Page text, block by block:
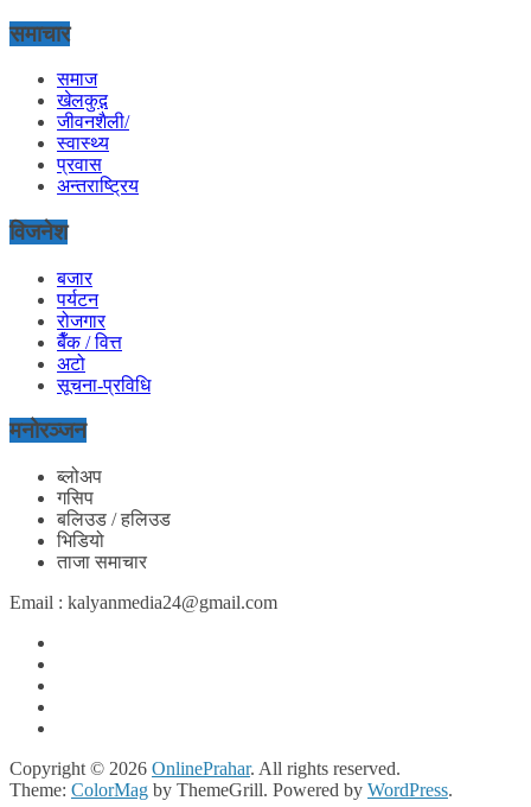
समाचार
समाज
खेलकुद़़
जीवनशैली/
स्वास्थ्य
प्रवास
अन्तराष्ट्रिय
विजनेश
बजार
पर्यटन
रोजगार
बैँक / वित्त
अटो
सूचना-प्रविधि
मनोरञ्जन
ब्लोअप
गसिप
बलिउड / हलिउड
भिडियो
ताजा समाचार
Email : kalyanmedia24@gmail.com
Copyright © 2026 OnlinePrahar. All rights reserved.
Theme: ColorMag by ThemeGrill. Powered by WordPress.